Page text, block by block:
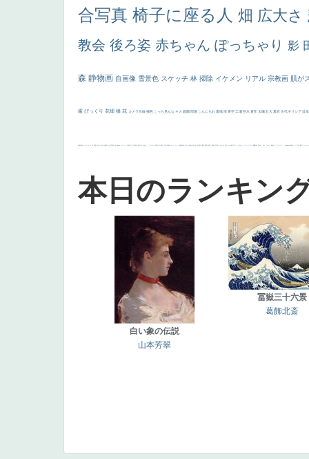
合写真 椅子に座る人 畑 広大さ
教会 後ろ姿 赤ちゃん ぽっちゃり 影
森 静物画 自画像 雪景色 スケッチ 林 掃除 イケメン リアル 宗教画 肌が
厳 びっくり 花畑 橋 花 カメラ目線 補色 こっち見んな キス 庭園 部屋 こんにちわ 素描 塔 青空 工場 巨木 青年 太陽 壮大 着衣 古代ギリシア 日
画質 last ヴィーナス 剣 白人少女 食事中 山本芳翠 麦 alciato ハーレム 女神 ローマ教皇 奥行き 火起こし シスター 東方の三博士 114514 かっこいい 受胎告知 天から覗き込む顔 設計図 挿絵 群衆 親子 裸婦 可愛い ピサロ ＃名画で学ぶ「たるみ」 ニーソックス 躍動感 黄色 こわい コート 畦道 レンブラント・ sekkusu 暖かい バブみ 靴下 ショッ
本日のランキン
白い象の伝説
山本芳翠
冨嶽三十六景
葛飾北斎